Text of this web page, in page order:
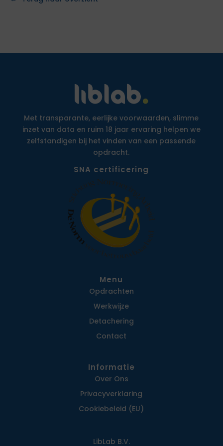
Met transparante, eerlijke voorwaarden, slimme
inzet van data en ruim 18 jaar ervaring helpen we
zelfstandigen bij het vinden van een passende
opdracht.
SNA certificering
Menu
Opdrachten
Werkwijze
Detachering
Contact
Informatie
Over Ons
Privacy­verklaring
Cookiebeleid (EU)
LibLab B.V.